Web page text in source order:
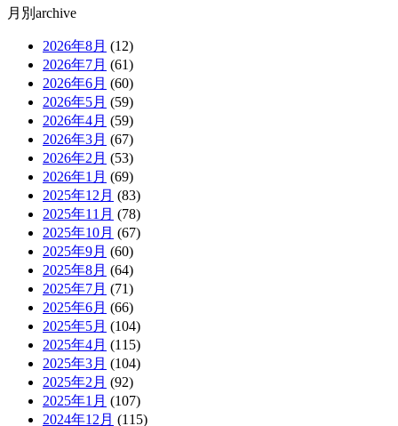
月別archive
2026年8月 (12)
2026年7月 (61)
2026年6月 (60)
2026年5月 (59)
2026年4月 (59)
2026年3月 (67)
2026年2月 (53)
2026年1月 (69)
2025年12月 (83)
2025年11月 (78)
2025年10月 (67)
2025年9月 (60)
2025年8月 (64)
2025年7月 (71)
2025年6月 (66)
2025年5月 (104)
2025年4月 (115)
2025年3月 (104)
2025年2月 (92)
2025年1月 (107)
2024年12月 (115)